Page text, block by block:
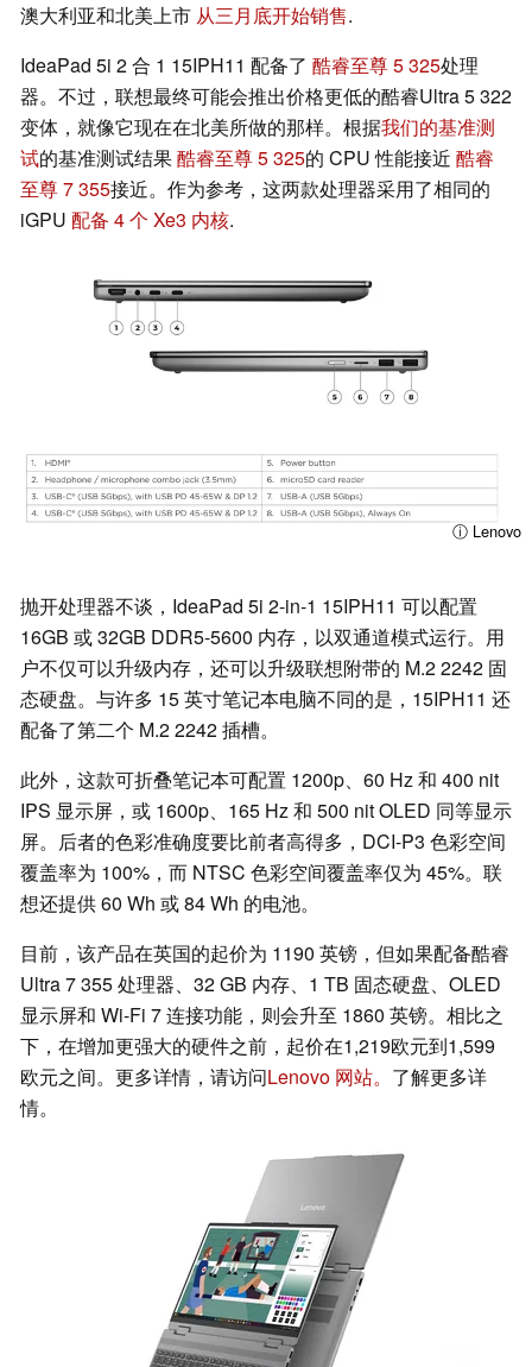
澳大利亚和北美上市 从三月底开始销售.
IdeaPad 5i 2 合 1 15IPH11 配备了 酷睿至尊 5 325处理
器。不过，联想最终可能会推出价格更低的酷睿Ultra 5 322
变体，就像它现在在北美所做的那样。根据我们的基准测
试的基准测试结果酷睿至尊 5 325的 CPU 性能接近 酷睿
至尊 7 355接近。作为参考，这两款处理器采用了相同的
iGPU 配备 4 个 Xe3 内核.
ⓘ Lenovo
抛开处理器不谈，IdeaPad 5i 2-in-1 15IPH11 可以配置
16GB 或 32GB DDR5-5600 内存，以双通道模式运行。用
户不仅可以升级内存，还可以升级联想附带的 M.2 2242 固
态硬盘。与许多 15 英寸笔记本电脑不同的是，15IPH11 还
配备了第二个 M.2 2242 插槽。
此外，这款可折叠笔记本可配置 1200p、60 Hz 和 400 nit
IPS 显示屏，或 1600p、165 Hz 和 500 nit OLED 同等显示
屏。后者的色彩准确度要比前者高得多，DCI-P3 色彩空间
覆盖率为 100%，而 NTSC 色彩空间覆盖率仅为 45%。联
想还提供 60 Wh 或 84 Wh 的电池。
目前，该产品在英国的起价为 1190 英镑，但如果配备酷睿
Ultra 7 355 处理器、32 GB 内存、1 TB 固态硬盘、OLED
显示屏和 Wi-Fi 7 连接功能，则会升至 1860 英镑。相比之
下，在增加更强大的硬件之前，起价在1,219欧元到1,599
欧元之间。更多详情，请访问Lenovo 网站。 了解更多详
情。